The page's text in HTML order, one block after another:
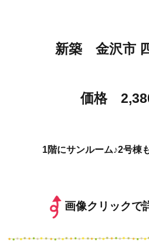
新築 金沢市
価格
1階にサンルーム♪2号棟
画像クリックで